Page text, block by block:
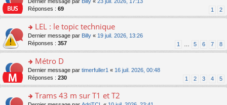
e
pl
u
s
ré
c
e
o
n
lu
le
pl
u
s
c
e
nt
a
g
n
o
n
lu
le
pl
u
s
c
le
m
e
s
s
a
g
n
o
n
lu
le
pl
n
s
ult
er
le
m
e
s
s
a
g
n
Réponses : 69 1 2
o
n
s
ult
er
le
m
e
s
LEL : le topic technique
Dernier message par Billy « 19 juil. 2026, 13:26
Réponses : 357 1 5 6 7 8
o
n
s
ult
er
Métro D
Dernier message par timerfuller1 « 16 juil. 2026, 00:48
Réponses : 230 1 2 3 4 5
Trams 43 m sur T1 et T2